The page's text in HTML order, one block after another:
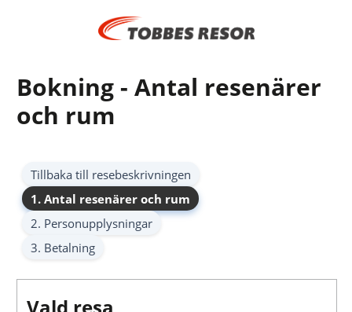
Bokning - Antal resenärer
och rum
Tillbaka till resebeskrivningen
1. Antal resenärer och rum
2. Personupplysningar
3. Betalning